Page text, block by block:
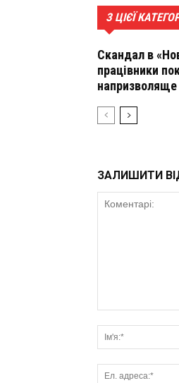
З ЦІЄЇ
Скандал в
працівники
напризволяще
ЗАЛИШИТИ